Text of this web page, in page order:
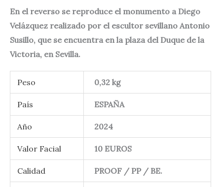
En el reverso se reproduce el monumento a Diego
Velázquez realizado por el escultor sevillano Antonio
Susillo, que se encuentra en la plaza del Duque de la
Victoria, en Sevilla.
Peso 0,32 kg
País ESPAÑA
Año 2024
Valor Facial 10 EUROS
Calidad PROOF / PP / BE.